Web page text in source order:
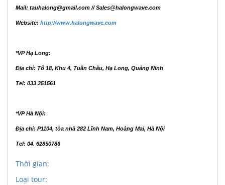
Mail: tauhalong@gmail.com // Sales@halongwave.com
Website: http://www.halongwave.com
*VP Hạ Long:
Địa chỉ: Tổ 18, Khu 4, Tuần Châu, Hạ Long, Quảng Ninh
Tel: 033 351561
*VP Hà Nội:
Địa chỉ: P1104, tòa nhà 282 Lĩnh Nam, Hoàng Mai, Hà Nội
Tel: 04. 62850786
Thời gian:
Loại tour: